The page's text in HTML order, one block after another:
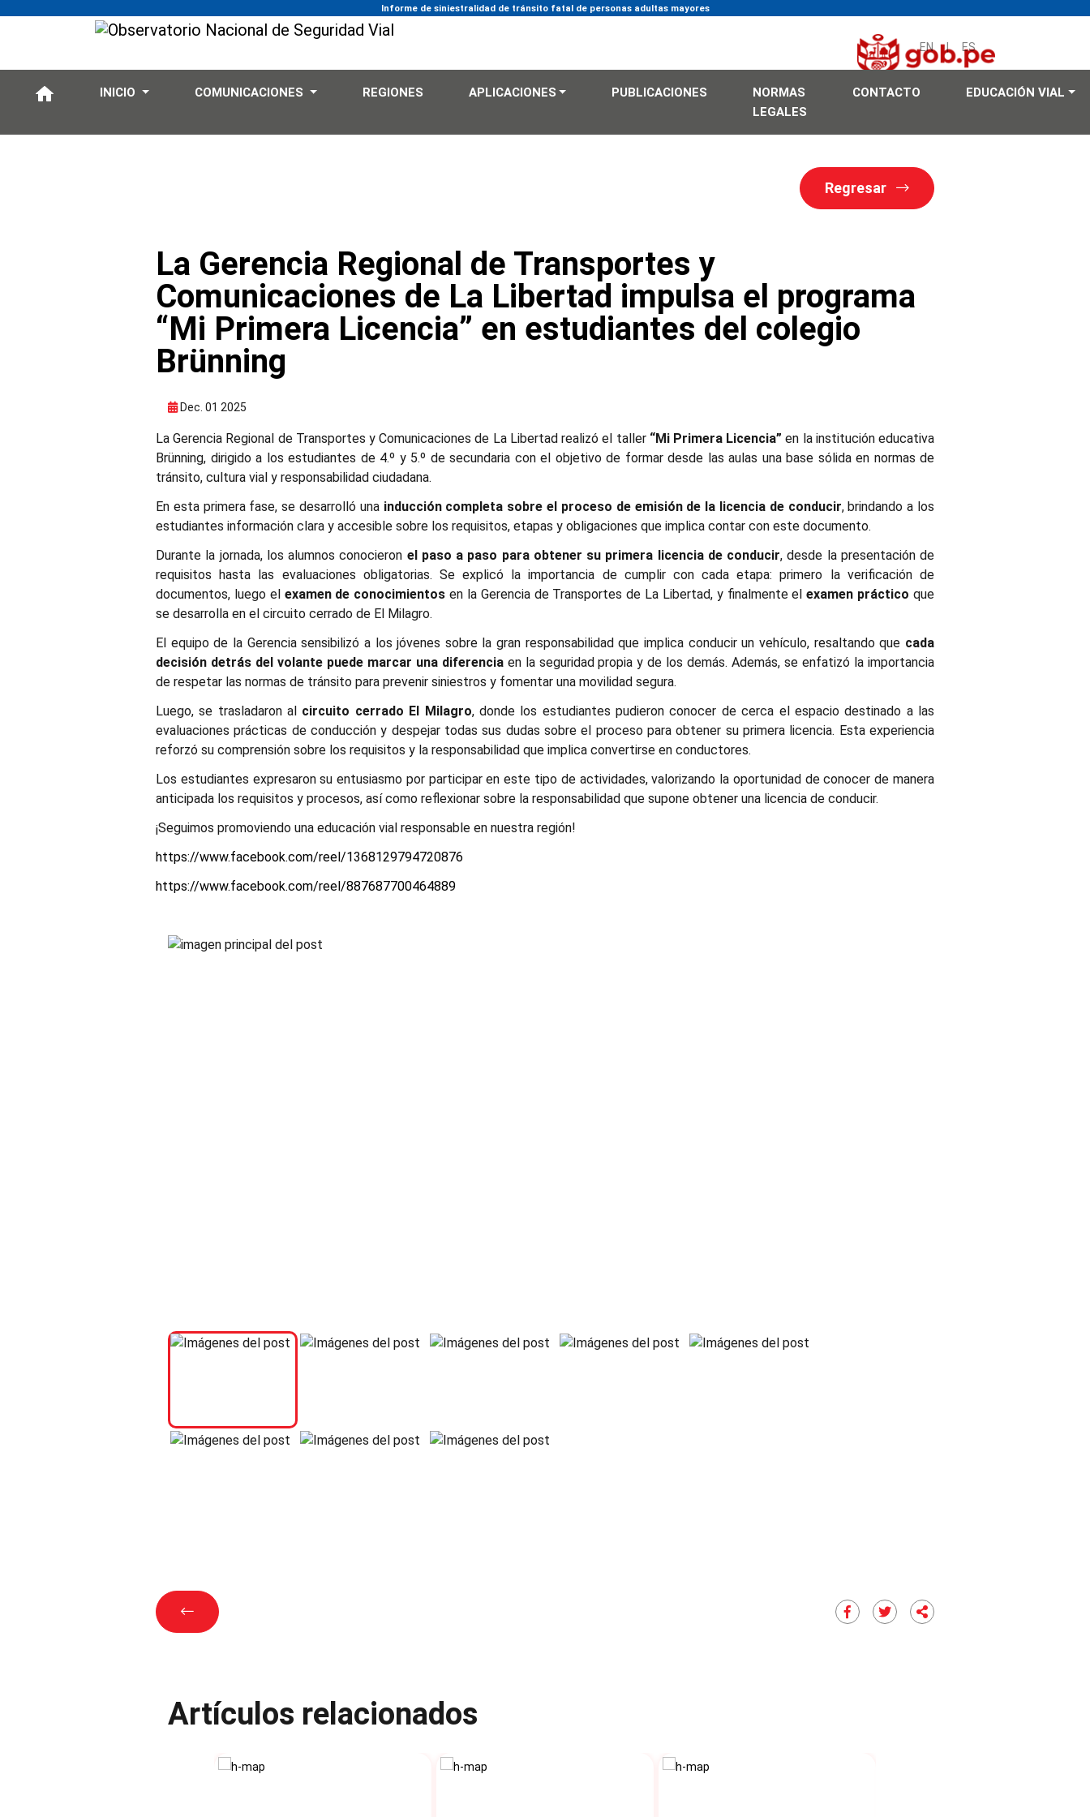
Informe de siniestralidad de tránsito fatal de personas adultas mayores
EN | ES
INICIO COMUNICACIONES REGIONES APLICACIONES PUBLICACIONES
NORMAS
LEGALES
CONTACTO EDUCACIÓN VIAL
Regresar
La Gerencia Regional de Transportes y
Comunicaciones de La Libertad impulsa el programa
“Mi Primera Licencia” en estudiantes del colegio
Brünning
Dec. 01 2025
La Gerencia Regional de Transportes y Comunicaciones de La Libertad realizó el taller “Mi Primera Licencia” en la institución educativa
Brünning, dirigido a los estudiantes de 4.º y 5.º de secundaria con el objetivo de formar desde las aulas una base sólida en normas de
tránsito, cultura vial y responsabilidad ciudadana.
En esta primera fase, se desarrolló una inducción completa sobre el proceso de emisión de la licencia de conducir, brindando a los
estudiantes información clara y accesible sobre los requisitos, etapas y obligaciones que implica contar con este documento.
Durante la jornada, los alumnos conocieron el paso a paso para obtener su primera licencia de conducir, desde la presentación de
requisitos hasta las evaluaciones obligatorias. Se explicó la importancia de cumplir con cada etapa: primero la verificación de
documentos, luego el examen de conocimientos en la Gerencia de Transportes de La Libertad, y finalmente elexamen práctico que
se desarrolla en el circuito cerrado de El Milagro.
El equipo de la Gerencia sensibilizó a los jóvenes sobre la gran responsabilidad que implica conducir un vehículo, resaltando que cada
decisión detrás del volante puede marcar una diferenciaen la seguridad propia y de los demás. Además, se enfatizó la importancia
de respetar las normas de tránsito para prevenir siniestros y fomentar una movilidad segura.
Luego, se trasladaron al circuito cerrado El Milagro, donde los estudiantes pudieron conocer de cerca el espacio destinado a las
evaluaciones prácticas de conducción y despejar todas sus dudas sobre el proceso para obtener su primera licencia. Esta experiencia
reforzó su comprensión sobre los requisitos y la responsabilidad que implica convertirse en conductores.
Los estudiantes expresaron su entusiasmo por participar en este tipo de actividades, valorizando la oportunidad de conocer de manera
anticipada los requisitos y procesos, así como reflexionar sobre la responsabilidad que supone obtener una licencia de conducir.
¡Seguimos promoviendo una educación vial responsable en nuestra región!
https://www.facebook.com/reel/1368129794720876
https://www.facebook.com/reel/887687700464889
Artículos relacionados